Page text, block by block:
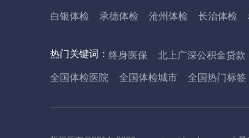
白银体检
承德体检 沧州体检 长治体检
抚州体检
佛山体检 防城港体检 赣州体检
哈尔滨体检
淮安体检 杭州体检 湖州体检
河池体检
海口体检 汉中体检 晋城体检
热门关键词： 终身医保 北上广深公积金贷款
全国体检医院
全国体检城市 全国热门标签